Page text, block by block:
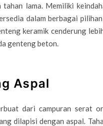
tahan lama. Memiliki
dalam berbagai
keramik cenderung
genteng beton.
Aspal
dari campuran serat
dilapisi dengan aspal.